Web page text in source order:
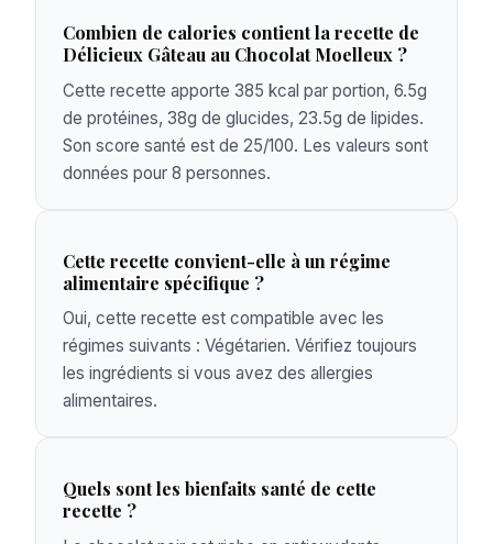
Combien de calories contient la recette de
Délicieux Gâteau au Chocolat Moelleux ?
Cette recette apporte 385 kcal par portion, 6.5g
de protéines, 38g de glucides, 23.5g de lipides.
Son score santé est de 25/100. Les valeurs sont
données pour 8 personnes.
Cette recette convient-elle à un régime
alimentaire spécifique ?
Oui, cette recette est compatible avec les
régimes suivants : Végétarien. Vérifiez toujours
les ingrédients si vous avez des allergies
alimentaires.
Quels sont les bienfaits santé de cette
recette ?